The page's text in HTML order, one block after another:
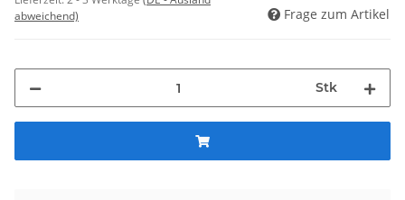
abweichend)
Frage zum Artikel
Stk